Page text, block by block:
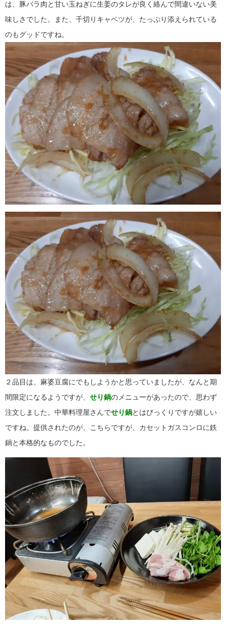
は、豚バラ肉と甘い玉ねぎに生姜のタレが良く絡んで間違いない美
味しさでした。また、千切りキャベツが、たっぷり添えられている
のもグッドですね。
２品目は、麻婆豆腐にでもしようかと思っていましたが、なんと期
間限定になるようですが、 せり鍋のメニューがあったので、思わず
注文しました。中華料理屋さんでせり鍋とはびっくりですが嬉しい
ですね。提供されたのが、こちらですが、カセットガスコンロに鉄
鍋と本格的なものでした。